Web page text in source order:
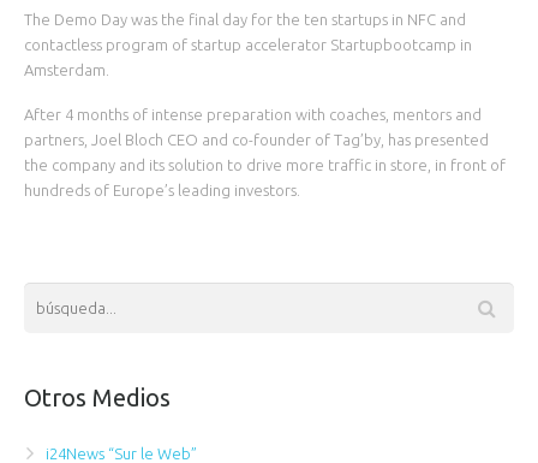
The Demo Day was the final day for the ten startups in NFC and
contactless program of startup accelerator Startupbootcamp in
Amsterdam.
After 4 months of intense preparation with coaches, mentors and
partners, Joel Bloch CEO and co-founder of Tag’by, has presented
the company and its solution to drive more traffic in store, in front of
hundreds of Europe’s leading investors.
Otros Medios
i24News “Sur le Web”